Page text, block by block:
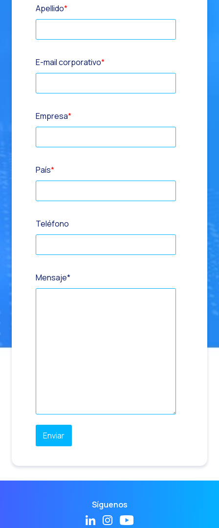
Apellido*
E-mail corporativo*
Empresa*
País*
Teléfono
Mensaje*
Síguenos